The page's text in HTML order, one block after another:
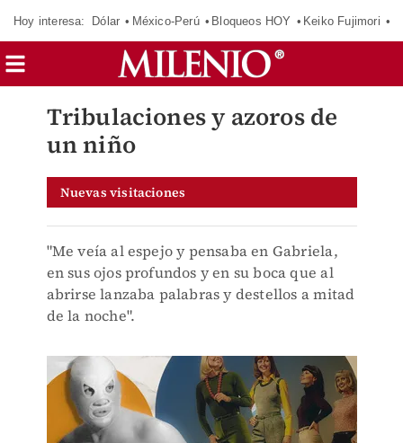
Hoy interesa: Dólar México-Perú Bloqueos HOY Keiko Fujimori
Tribulaciones y azoros de
un niño
Nuevas visitaciones
"Me veía al espejo y pensaba en Gabriela,
en sus ojos profundos y en su boca que al
abrirse lanzaba palabras y destellos a mitad
de la noche".